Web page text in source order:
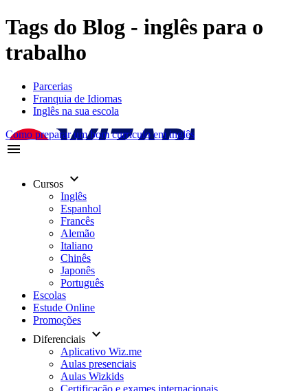
Tags do Blog - inglês para o
trabalho
Parcerias
Franquia de Idiomas
Inglês na sua escola
Como preparar um bom currículo em inglês
menu
Cursos keyboard_arrow_down
Inglês
Espanhol
Francês
Alemão
Italiano
Chinês
Japonês
Português
Escolas
Estude Online
Promoções
Diferenciais keyboard_arrow_down
Aplicativo Wiz.me
Aulas presenciais
Aulas Wizkids
Certificação e exames internacionais